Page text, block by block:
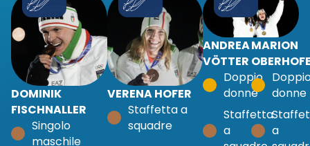
DOMINIK
FISCHNALLER
Singolo
maschile
ANDREA
VÖTTER
Doppio
donne
Staffetta
a
MARION
donne
a
VERENA HOFER
Staffetta a
squadre